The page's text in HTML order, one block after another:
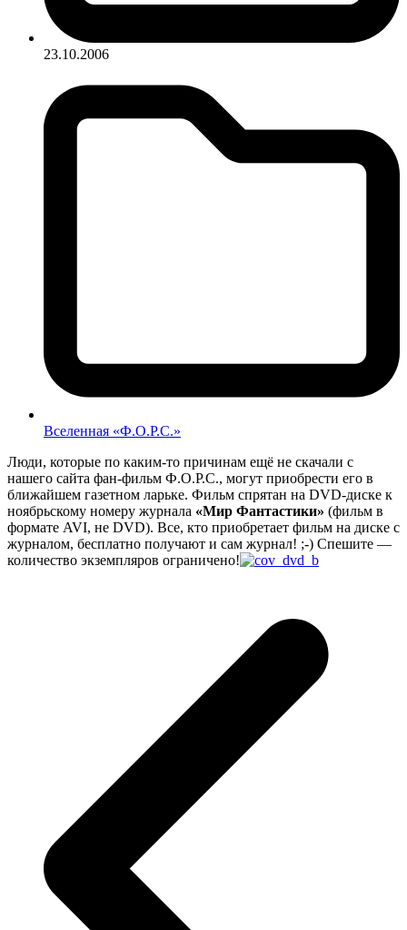
23.10.2006
Вселенная «Ф.О.Р.С.»
Люди, которые по каким-то причинам ещё не скачали с
нашего сайта фан-фильм Ф.О.Р.С., могут приобрести его в
ближайшем газетном ларьке. Фильм спрятан на DVD-диске к
ноябрьскому номеру журнала «Мир Фантастики» (фильм в
формате AVI, не DVD). Все, кто приобретает фильм на диске с
журналом, бесплатно получают и сам журнал! ;-) Спешите —
количество экземпляров ограничено!